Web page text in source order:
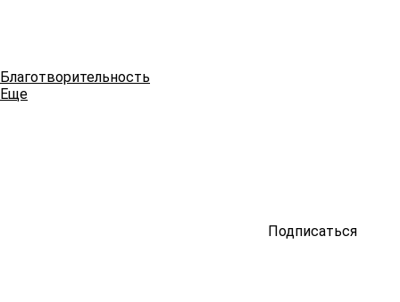
Благотворительность
Еще
Подписаться